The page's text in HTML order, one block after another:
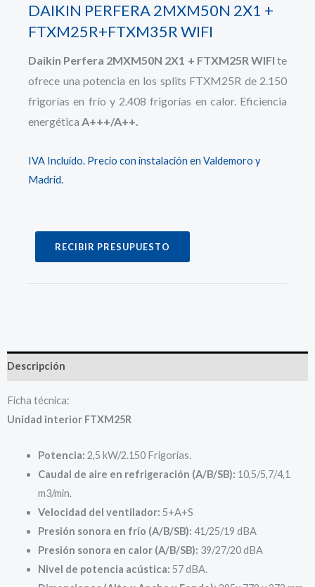
DAIKIN PERFERA 2MXM50N 2X1 +
FTXM25R+FTXM35R WIFI
Daikin Perfera 2MXM50N 2X1 + FTXM25R WIFI te
ofrece una potencia en los splits FTXM25R de 2.150
frigorías en frío y 2.408 frigorías en calor. Eficiencia
energética A+++/A++.
IVA Incluído. Precio con instalación en Valdemoro y
Madrid.
RECIBIR PRESUPUESTO
Descripción
Ficha técnica:
Unidad interior FTXM25R
Potencia: 2,5 kW/2.150 Frigorías.
Caudal de aire en refrigeración (A/B/SB): 10,5/5,7/4,1
m3/min.
Velocidad del ventilador: 5+A+S
Presión sonora en frío (A/B/SB): 41/25/19 dBA
Presión sonora en calor (A/B/SB): 39/27/20 dBA
Nivel de potencia acústica: 57 dBA.